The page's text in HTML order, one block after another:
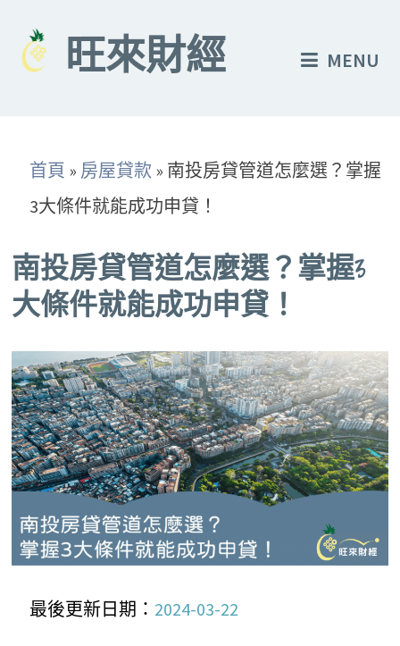
content
旺來財經 MENU
首頁 » 房屋貸款 » 南投房貸管道怎麼選？掌握
3大條件就能成功申貸！
南投房貸管道怎麼選？掌握3
大條件就能成功申貸！
最後更新日期： 2024-03-22